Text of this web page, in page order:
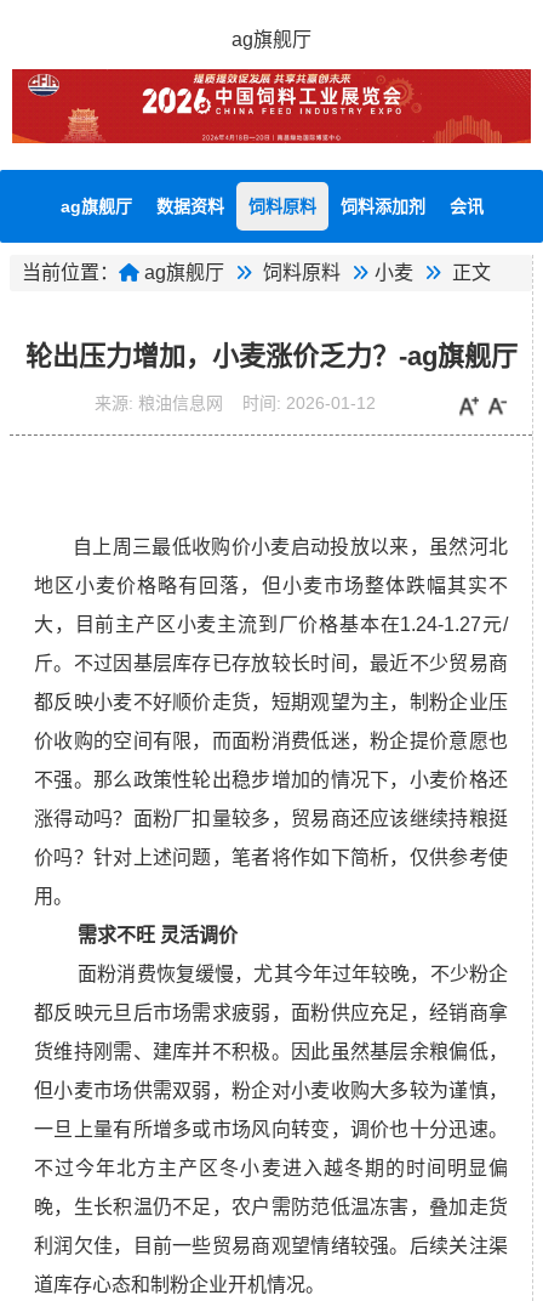
ag旗舰厅
ag旗舰厅 数据资料 饲料原料 饲料添加剂 会讯
当前位置： ag旗舰厅 饲料原料 小麦 正文
轮出压力增加，小麦涨价乏力？-ag旗舰厅
来源: 粮油信息网 时间: 2026-01-12
自上周三最低收购价小麦启动投放以来，虽然河北
地区小麦价格略有回落，但小麦市场整体跌幅其实不
大，目前主产区小麦主流到厂价格基本在1.24-1.27元/
斤。不过因基层库存已存放较长时间，最近不少贸易商
都反映小麦不好顺价走货，短期观望为主，制粉企业压
价收购的空间有限，而面粉消费低迷，粉企提价意愿也
不强。那么政策性轮出稳步增加的情况下，小麦价格还
涨得动吗？面粉厂扣量较多，贸易商还应该继续持粮挺
价吗？针对上述问题，笔者将作如下简析，仅供参考使
用。
需求不旺 灵活调价
面粉消费恢复缓慢，尤其今年过年较晚，不少粉企
都反映元旦后市场需求疲弱，面粉供应充足，经销商拿
货维持刚需、建库并不积极。因此虽然基层余粮偏低，
但小麦市场供需双弱，粉企对小麦收购大多较为谨慎，
一旦上量有所增多或市场风向转变，调价也十分迅速。
不过今年北方主产区冬小麦进入越冬期的时间明显偏
晚，生长积温仍不足，农户需防范低温冻害，叠加走货
利润欠佳，目前一些贸易商观望情绪较强。后续关注渠
道库存心态和制粉企业开机情况。